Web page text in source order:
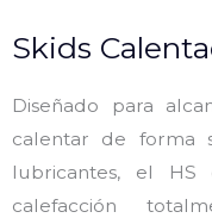
Skids
Diseñado para
calentar de forma
lubricantes, el
calefacción